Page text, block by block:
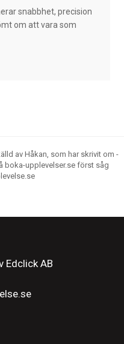
snabbhet, precision
om att vara som
av Håkan, som har skrivit om -
boka-upplevelser.se först såg
Edclick AB